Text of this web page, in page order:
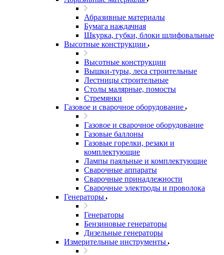
Абразивные материалы
Бумага наждачная
Шкурка, губки, блоки шлифовальные
Высотные конструкции
Высотные конструкции
Вышки-туры, леса строительные
Лестницы строительные
Столы малярные, помосты
Стремянки
Газовое и сварочное оборудование
Газовое и сварочное оборудование
Газовые баллоны
Газовые горелки, резаки и
комплектующие
Лампы паяльные и комплектующие
Сварочные аппараты
Сварочные принадлежности
Сварочные электроды и проволока
Генераторы
Генераторы
Бензиновые генераторы
Дизельные генераторы
Измерительные инструменты